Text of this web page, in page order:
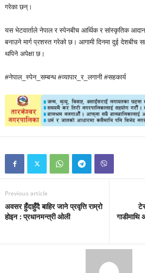
गरेका छन्।
यस भेटवार्ताले नेपाल र स्पेनबीच आर्थिक र सांस्कृतिक
बनाउने मार्ग प्रशस्त गरेको छ। आगामी दिनमा दुई देशबीच
थपिने अपेक्षा छ।
#नेपाल_स्पेन_सम्बन्ध #व्यापार_र_लगानी #सहकार्य
Previous article
अवसर हुँदाहुँदै बाहिर जाने प्रवृत्ति राम्रो
होइन : प्रधानमन्त्री ओली